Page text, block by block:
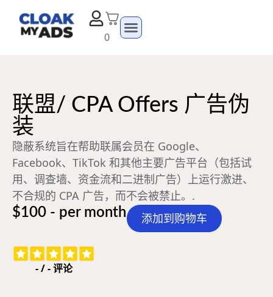
0
联盟/ CPA Offers 广告伪
装
隐蔽系统旨在帮助联属会员在 Google、
Facebook、TikTok 和其他主要广告平台（包括试
用、调查墙、资金流和二进制广告）上运行激进、
不合规的 CPA 广告，而不会被禁止。.
$100 - per month
添加到购物车
-/-评论